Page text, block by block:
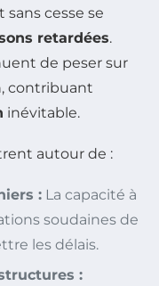
cesse se
retardées.
de peser sur
contribuant
inévitable.
autour de :
: La capacité à
soudaines de
les délais.
: